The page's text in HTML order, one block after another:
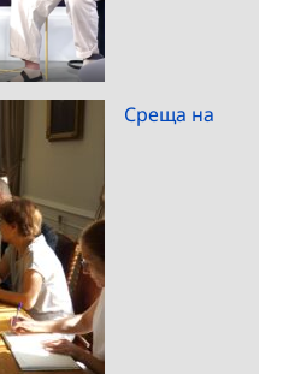
Среща на